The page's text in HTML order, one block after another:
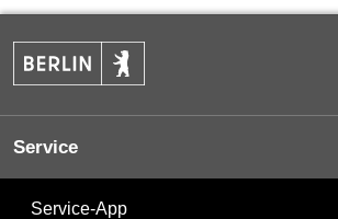
Service
Service-App